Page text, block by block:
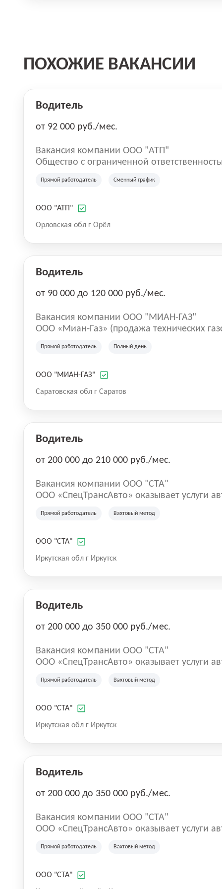
ПОХОЖИЕ ВАКАНСИИ
Водитель
от 92 000 руб./мес.
Вакансия компании ООО "АТП"
Общество с ограниченной
удовлетворения потребности населения
безопасности и надлежащего качества оказываемых
время Общество активно развивается и
человек. В ООО «АТП» осуществляют свою деятельность
№1 (Орловская), №2 (Мценская), №3
Прямой работодатель Сменный график
ООО "АТП"
Орловская обл г Орёл
Водитель
от 90 000 до 120 000 руб./мес.
Вакансия компании ООО "МИАН-ГАЗ"
ООО «Миан-Газ» (продажа технических
Прямой работодатель Полный день
ООО "МИАН-ГАЗ"
Саратовская обл г Саратов
Водитель
от 200 000 до 210 000 руб./мес.
Вакансия компании ООО "СТА"
ООО «СпецТрансАвто» оказывает услуги
услуг специализированного
иных производственных проектах.
технической эксплуатационной базой,
организации эффективной работы
производственных задач Заказчиков.
Прямой работодатель Вахтовый метод
ООО "СТА"
Иркутская обл г Иркутск
Водитель
от 200 000 до 350 000 руб./мес.
Вакансия компании ООО "СТА"
ООО «СпецТрансАвто» оказывает услуги
услуг специализированного
иных производственных проектах.
технической эксплуатационной базой,
организации эффективной работы
производственных задач Заказчиков.
Прямой работодатель Вахтовый метод
ООО "СТА"
Иркутская обл г Иркутск
Водитель
от 200 000 до 350 000 руб./мес.
Вакансия компании ООО "СТА"
ООО «СпецТрансАвто» оказывает услуги
услуг специализированного
иных производственных проектах.
технической эксплуатационной базой,
Прямой работодатель Вахтовый метод
ООО "СТА"